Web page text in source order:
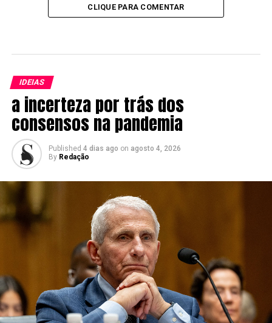
CLIQUE PARA COMENTAR
IDEIAS
a incerteza por trás dos
consensos na pandemia
Published 4 dias ago on agosto 4, 2026
By Redação